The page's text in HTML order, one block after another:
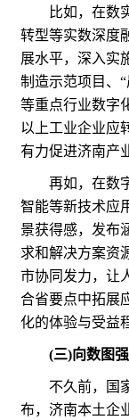
比如，在数实
转型等实数深度
展水平，深入实
制造示范项目、
等重点行业数字
以上工业企业应
有力促进济南产
再如，在数字
智能等新技术应
景获得感，发布
求和解决方案资
市协同发力，让
合省要点中拓展
化的体验与受益
(三)向数图
不久前，国家
布，济南本土企